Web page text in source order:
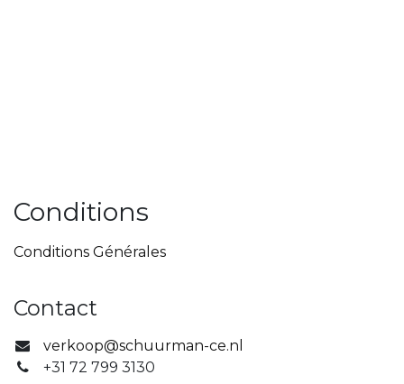
Conditions
Conditions Générales
Contact
verkoop@schuurman-ce.nl
+31 72 799 3130